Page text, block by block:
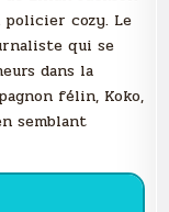
policier cozy. Le
qui se
dans la
félin, Koko,
semblant